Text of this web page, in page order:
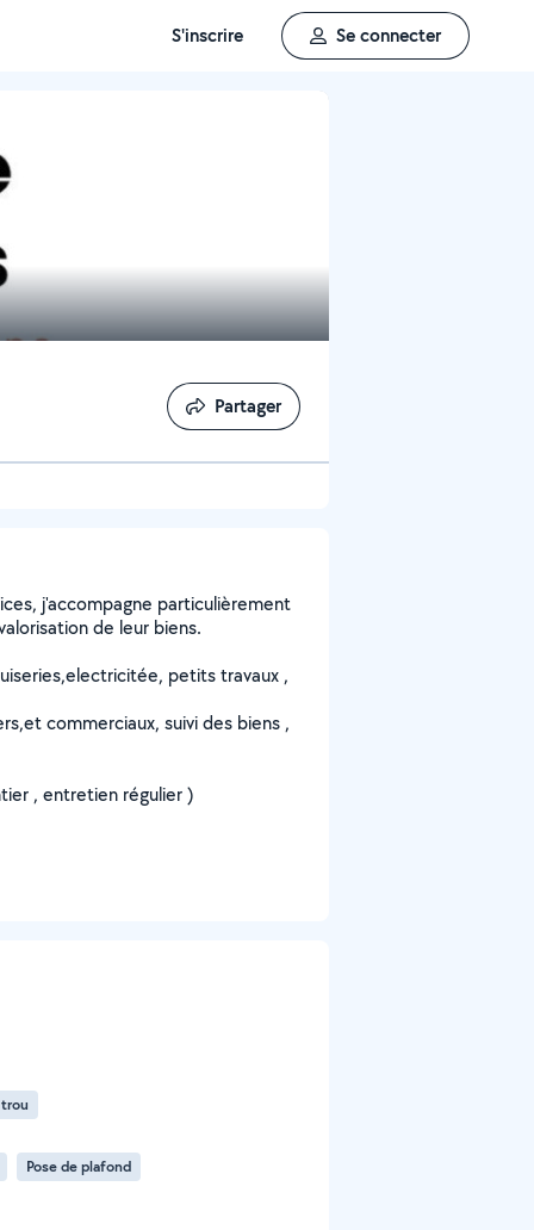
S'inscrire Se connecter
Partager
Partager
j'accompagne particulièrement
de leur biens.
petits travaux ,
commerciaux, suivi des biens ,
, entretien régulier )
Pose de plafond